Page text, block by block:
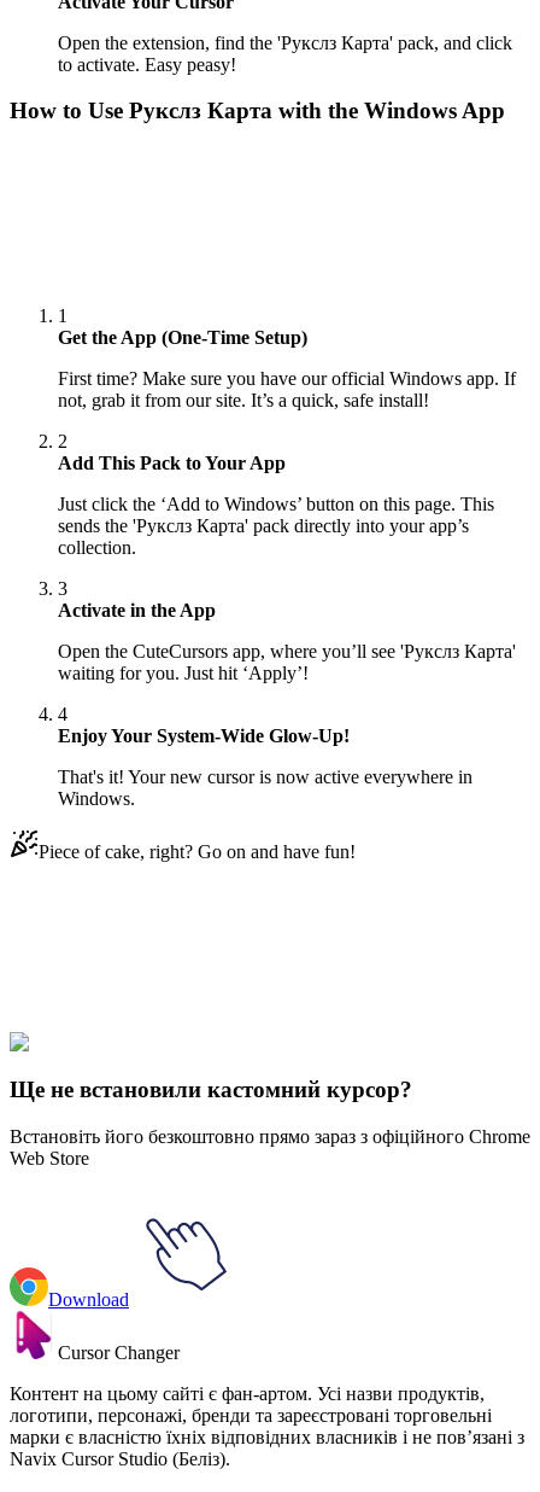
Open the extension, find the 'Рукслз Карта' pack, and click
to activate. Easy peasy!
How to Use Рукслз Карта with the Windows App
1
Get the App (One-Time Setup)
First time? Make sure you have our official Windows app. If
not, grab it from our site. It’s a quick, safe install!
2
Add This Pack to Your App
Just click the ‘Add to Windows’ button on this page. This
sends the 'Рукслз Карта' pack directly into your app’s
collection.
3
Activate in the App
Open the CuteCursors app, where you’ll see 'Рукслз Карта'
waiting for you. Just hit ‘Apply’!
4
Enjoy Your System-Wide Glow-Up!
That's it! Your new cursor is now active everywhere in
Windows.
Piece of cake, right? Go on and have fun!
Explore All Collections
Ще не встановили кастомний курсор?
Встановіть його безкоштовно прямо зараз з офіційного Chrome
Web Store
Download
Cursor Changer
Контент на цьому сайті є фан-артом. Усі назви продуктів,
логотипи, персонажі, бренди та зареєстровані торговельні
марки є власністю їхніх відповідних власників і не пов’язані з
Navix Cursor Studio (Беліз).